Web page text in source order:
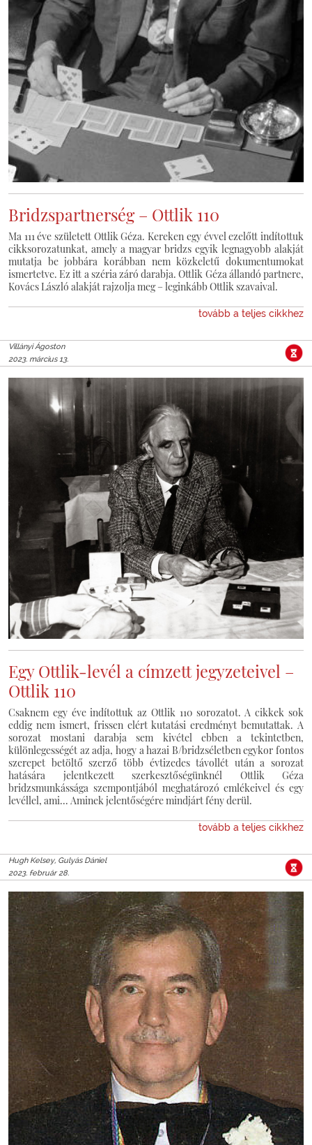
Bridzspartnerség – Ottlik 110
Ma 111 éve született Ottlik Géza. Kereken egy évvel ezelőtt indítottuk
cikksorozatunkat, amely a magyar bridzs egyik legnagyobb alakját
mutatja be jobbára korábban nem közkeletű dokumentumokat
ismertetve. Ez itt a széria záró darabja. Ottlik Géza állandó partnere,
Kovács László alakját rajzolja meg – leginkább Ottlik szavaival.
tovább a teljes cikkhez
Villányi Ágoston
2023. március 13.
Egy Ottlik-levél a címzett jegyzeteivel –
Ottlik 110
Csaknem egy éve indítottuk az Ottlik 110 sorozatot. A cikkek sok
eddig nem ismert, frissen elért kutatási eredményt bemutattak. A
sorozat mostani darabja sem kivétel ebben a tekintetben,
különlegességét az adja, hogy a hazai B/bridzséletben egykor fontos
szerepet betöltő szerző több évtizedes távollét után a sorozat
hatására jelentkezett szerkesztőségünknél Ottlik Géza
bridzsmunkássága szempontjából meghatározó emlékeivel és egy
levéllel, ami... Aminek jelentőségére mindjárt fény derül.
tovább a teljes cikkhez
Hugh Kelsey, Gulyás Dániel
2023. február 28.